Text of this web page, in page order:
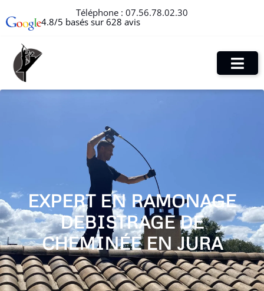
Téléphone : 07.56.78.02.30
4.8/5 basés sur 628 avis
EXPERT EN RAMONAGE
DEBISTRAGE DE
CHEMINÉE EN JURA